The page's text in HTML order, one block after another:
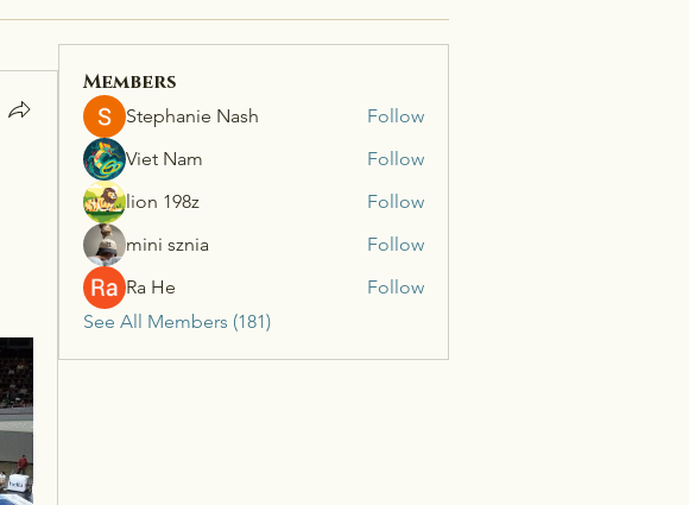
Members
Stephanie Nash
Follow
Viet Nam
Follow
lion 198z
Follow
mini sznia
Follow
Ra He
Follow
See All Members (181)